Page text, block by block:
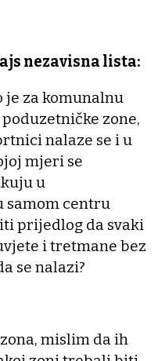
nezavisna lista:
je za komunalnu
zone,
nalaze se i u
mjeri se
u
samom centru
prijedlog da svaki
i tretmane bez
se nalazi?
mislim da ih